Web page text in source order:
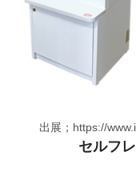
出展；https://
セルフ